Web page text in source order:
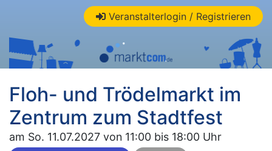
Veranstalterlogin / Registrieren
Floh- und Trödelmarkt im
Zentrum zum Stadtfest
am So. 11.07.2027 von 11:00 bis 18:00 Uhr